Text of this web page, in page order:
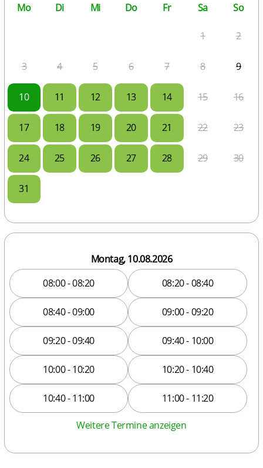
Mo
Di Mi Do Fr Sa So
1 2
3 4 5 6 7 8 9
10 11 12 13 14 15 16
17 18 19 20 21 22 23
24 25 26 27 28 29 30
31
Montag, 10.08.2026
08:00 - 08:20
08:20 - 08:40
08:40 - 09:00 09:00 - 09:20
09:20 - 09:40 09:40 - 10:00
10:00 - 10:20 10:20 - 10:40
10:40 - 11:00 11:00 - 11:20
Weitere Termine anzeigen